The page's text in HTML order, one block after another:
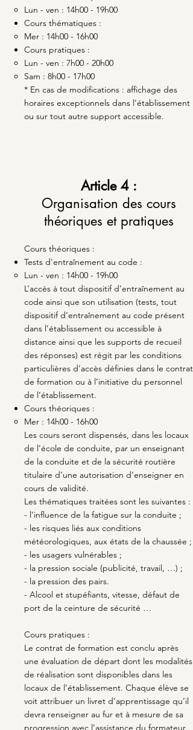
Lun - ven : 14h00 - 19h00​
Cours thématiques :
Mer : 14h00 - 16h00​
Cours pratiques :
Lun - ven : 7h00 - 20h00​
Sam : 8h00 - 17h00
* En cas de modifications : affichage des
horaires exceptionnels dans l’établissement
ou sur tout autre support accessible.
Article 4 :
Organisation des cours
théoriques et pratiques
Cours théoriques :
Tests d'entraînement au code :
Lun - ven : 14h00 - 19h00​
L’accès à tout dispositif d’entraînement au
code ainsi que son utilisation (tests, tout
dispositif d’entraînement au code présent
dans l’établissement ou accessible à
distance ainsi que les supports de recueil
des réponses) est régit par les conditions
particulières d’accès définies dans le contrat
de formation ou à l’initiative du personnel
de l’établissement.
Cours théoriques :
Mer : 14h00 - 16h00​
Les cours seront dispensés, dans les locaux
de l’école de conduite, par un enseignant
de la conduite et de la sécurité routière
titulaire d’une autorisation d’enseigner en
cours de validité.
Les thématiques traitées sont les suivantes :
- l’influence de la fatigue sur la conduite ;
- les risques liés aux conditions
météorologiques, aux états de la chaussée ;
- les usagers vulnérables ;
- la pression sociale (publicité, travail, …) ;
- la pression des pairs.
- Alcool et stupéfiants, vitesse, défaut de
port de la ceinture de sécurité …
Cours pratiques :
Le contrat de formation est conclu après
une évaluation de départ dont les modalités
de réalisation sont disponibles dans les
locaux de l’établissement. Chaque élève se
voit attribuer un livret d’apprentissage qu’il
devra renseigner au fur et à mesure de sa
progression avec l’assistance du formateur.